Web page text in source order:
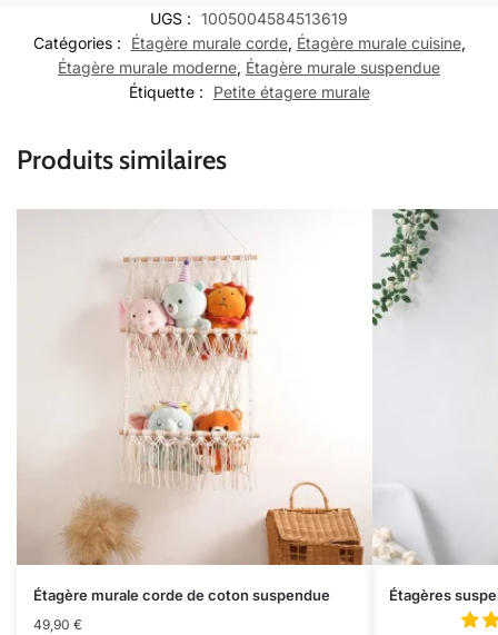
UGS : 1005004584513619
Catégories :
Étagère murale corde, Étagère murale cuisine,
Étagère murale moderne, Étagère murale suspendue
Étiquette :
Petite étagere murale
Produits similaires
Étagère murale corde de coton suspendue
49,90 €
Étagères